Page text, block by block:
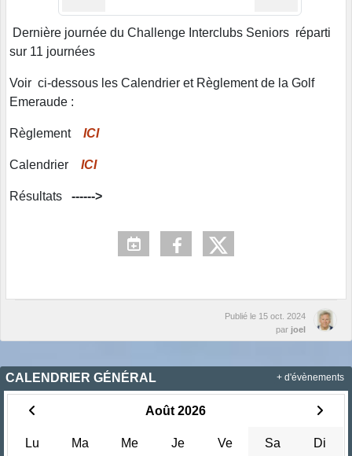
Dernière journée du Challenge Interclubs Seniors réparti
sur 11 journées
Voir ci-dessous les Calendrier et Règlement de la Golf
Emeraude :
Règlement ICI
Calendrier ICI
Résultats ------>
Publié le 15 oct. 2024
par joel
CALENDRIER GÉNÉRAL
Août 2026
Lu Ma Me Je Ve Sa Di
+ d'évènements